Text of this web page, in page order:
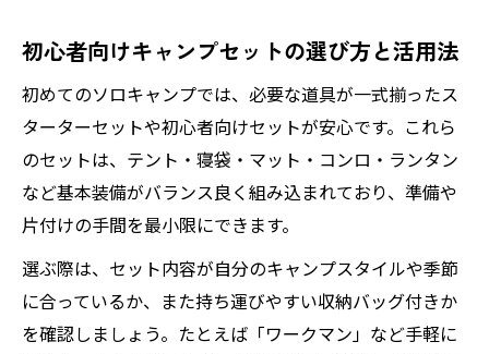
初心者向けキャンプセットの選び方と活用法
初めてのソロキャンプでは、必要な道具が一式揃ったス
ターターセットや初心者向けセットが安心です。これら
のセットは、テント・寝袋・マット・コンロ・ランタン
など基本装備がバランス良く組み込まれており、準備や
片付けの手間を最小限にできます。
選ぶ際は、セット内容が自分のキャンプスタイルや季節
に合っているか、また持ち運びやすい収納バッグ付きか
を確認しましょう。たとえば「ワークマン」など手軽に